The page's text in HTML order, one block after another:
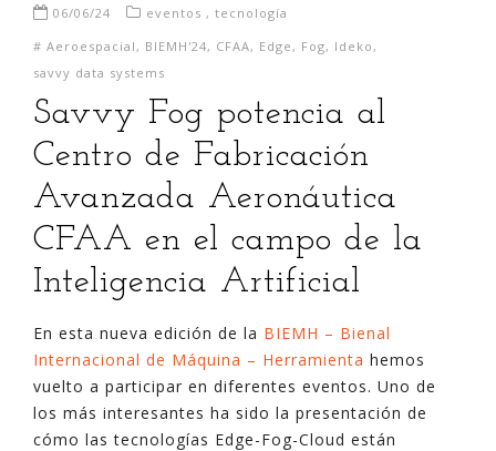
06/06/24 eventos , tecnología
# Aeroespacial , BIEMH'24, CFAA, Edge , Fog, Ideko ,
savvy data systems
Savvy Fog potencia al
Centro de Fabricación
Avanzada Aeronáutica
CFAA en el campo de la
Inteligencia Artificial
En esta nueva edición de la BIEMH – Bienal
Internacional de Máquina – Herramienta hemos
vuelto a participar en diferentes eventos. Uno de
los más interesantes ha sido la presentación de
cómo las tecnologías Edge-Fog-Cloud están